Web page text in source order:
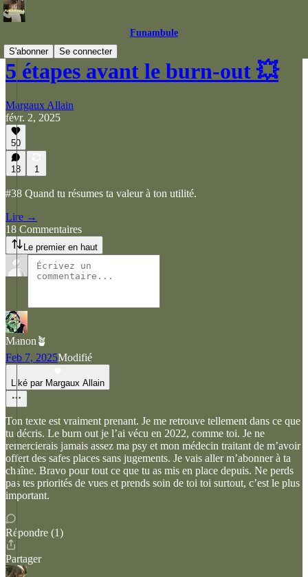
Funambule
S'abonner
Se connecter
5 étapes avant le burn-out 💥
Margaux Allain
févr. 2, 2025
50
18 1
#38 Quand tu résumes ta valeur à ton utilité.
Lire →
18 Commentaires
Le premier en haut
Manon🪴
Feb 7, 2025Modifié
Liké par Margaux Allain
Ton texte est vraiment prenant. Je me retrouve tellement dans ce que
tu décris. Le burn out je l’ai vécu en 2022, comme toi. Je ne
remercierais jamais assez ma psy et mon médecin traitant de m’avoir
offert des safes places sans jugements. Je vais aller m’abonner à ta
chaîne. Bravo pour tout ce que tu as mis en place depuis. Ne perds
pas tes priorités de vues et prends soin de toi toi surtout, c’est le plus
important.
Répondre (1)
Partager